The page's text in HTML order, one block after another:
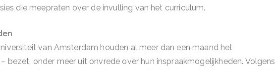
die meepraten over de invulling van het curriculum.
van Amsterdam houden al meer dan een maand het
bezet, onder meer uit onvrede over hun inspraakmogelijkheden. Volgens